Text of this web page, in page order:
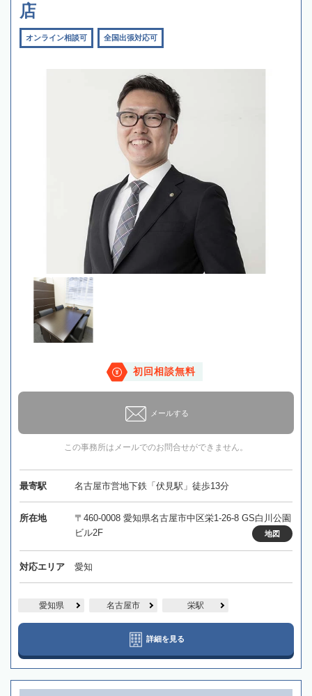
店
オンライン相談可 全国出張対応可
初回相談無料
メールする
この事務所はメールでのお問合せができません。
最寄駅 名古屋市営地下鉄「伏見駅」徒歩13分
所在地
〒460-0008 愛知県名古屋市中区栄1-26-8 GS白川公園
ビル2F
地図
対応エリア 愛知
愛知県 名古屋市 栄駅
詳細を見る